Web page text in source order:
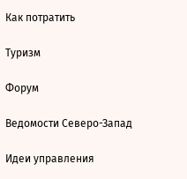
Как потратить
Туризм
Форум
Ведомости Северо-Запад
Идеи управления